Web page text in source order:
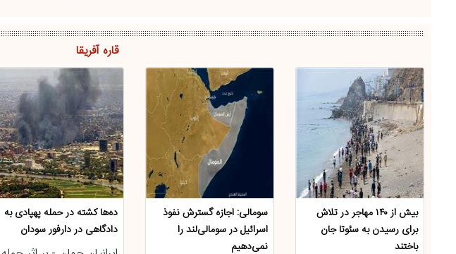
قاره آفریقا
بیش از ۱۴۰ مهاجر در تلاش
برای رسیدن به سئوتا جان
باختند
سومالی: اجازه گسترش نفوذ
اسرائیل در سومالی‌لند را
نمی‌دهیم
ده‌ها کشته در حمله پهپادی به
دادگاهی در دارفور سودان